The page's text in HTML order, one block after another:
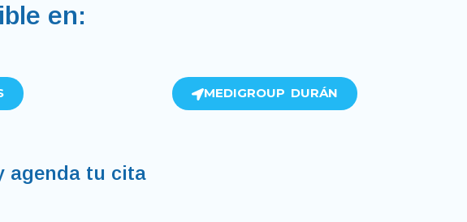
en:
MEDIGROUP DURÁN
agenda tu cita